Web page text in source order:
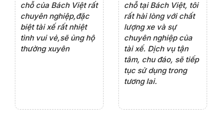
chỗ của Bách Việt rất
chuyên nghiệp,đặc
biệt tài xế rất nhiệt
tình vui vẻ,sẽ ủng hộ
thường xuyên
chỗ tại Bách Việt, tôi
rất hài lòng với chất
lượng xe và sự
chuyên nghiệp của
tài xế. Dịch vụ tận
tâm, chu đáo, sẽ tiếp
tục sử dụng trong
tương lai.